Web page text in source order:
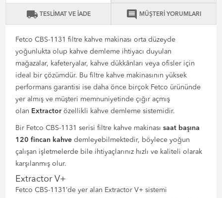
local_shipping TESLİMAT VE İADE comment MÜŞTERİ YORUMLARI
Fetco CBS-1131 filtre kahve makinası orta düzeyde
yoğunlukta olup kahve demleme ihtiyacı duyulan
mağazalar, kafeteryalar, kahve dükkânları veya ofisler için
ideal bir çözümdür. Bu filtre kahve makinasının yüksek
performans garantisi ise daha önce birçok Fetco ürününde
yer almış ve müşteri memnuniyetinde çığır açmış
olan Extractor özellikli kahve demleme sistemidir.
Bir Fetco CBS-1131 serisi filtre kahve makinasısaat başına
120 fincan kahve demleyebilmektedir, böylece yoğun
çalışan işletmelerde bile ihtiyaçlarınız hızlı ve kaliteli olarak
karşılanmış olur.
Extractor V+
Fetco CBS-1131’de yer alan Extractor V+ sistemi